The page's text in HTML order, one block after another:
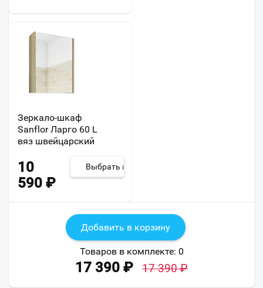
Зеркало-шкаф
Sanflor Ларго 60 L
вяз швейцарский
10
590 ₽
Выбрать из 2
Добавить в корзину
Товаров в комплекте: 0
17 390 ₽ 17 390₽